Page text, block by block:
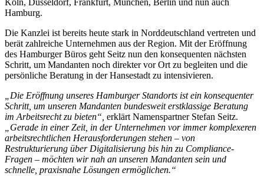
Köln, Düsseldorf, Frankfurt, München, Berlin und nun auch
Hamburg.
Die Kanzlei ist bereits heute stark in Norddeutschland vertreten und
berät zahlreiche Unternehmen aus der Region. Mit der Eröffnung
des Hamburger Büros geht Seitz nun den konsequenten nächsten
Schritt, um Mandanten noch direkter vor Ort zu begleiten und die
persönliche Beratung in der Hansestadt zu intensivieren.
„Die Eröffnung unseres Hamburger Standorts ist ein konsequenter
Schritt, um unseren Mandanten bundesweit erstklassige Beratung
im Arbeitsrecht zu bieten“, erklärt Namenspartner Stefan Seitz.
„Gerade in einer Zeit, in der Unternehmen vor immer komplexeren
arbeitsrechtlichen Herausforderungen stehen – von
Restrukturierung über Digitalisierung bis hin zu Compliance-
Fragen – möchten wir nah an unseren Mandanten sein und
schnelle, praxisnahe Lösungen ermöglichen.“